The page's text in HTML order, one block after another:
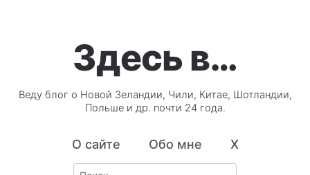
Здесь в…
Веду блог о Новой Зеландии, Чили, Китае, Шотландии,
Польше и др. почти 24 года.
О сайте Обо мне X
Search